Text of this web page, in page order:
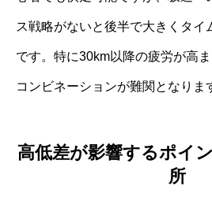
ス戦略がないと後半で大きくタイ
です。特に30km以降の疲労が高
コンビネーションが難関となりま
高低差が影響するポイ
所